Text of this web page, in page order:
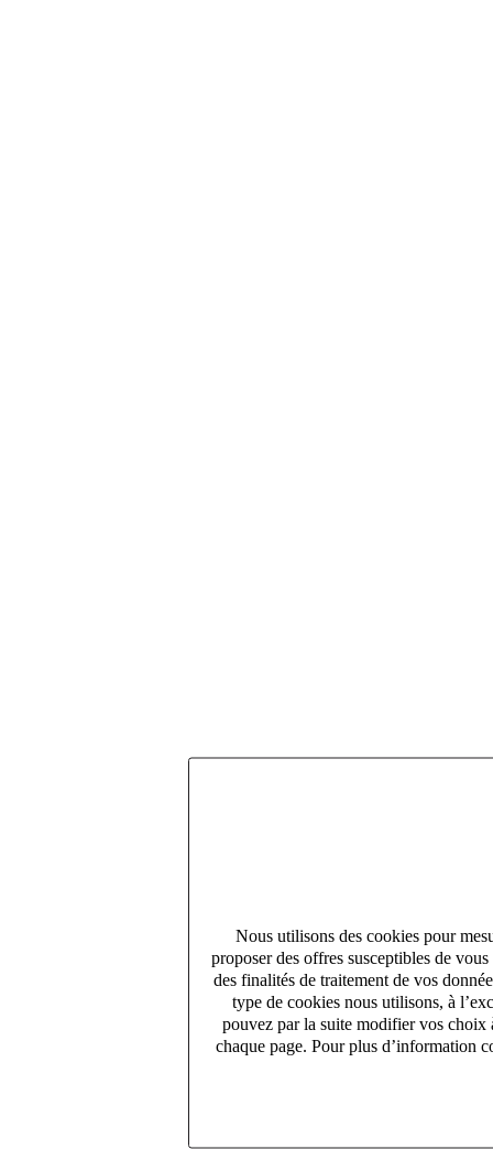
Nous utilisons des cookies pour
proposer des offres susceptibles de
des finalités de traitement de vos
type de cookies nous utilisons, à
pouvez par la suite modifier vos choix
chaque page. Pour plus d’information